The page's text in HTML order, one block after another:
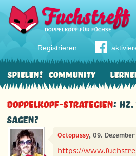
Registrieren
Community
Spielen!
Doppelkopf-Strategien:
sagen?
Octopussy, 09.
https://